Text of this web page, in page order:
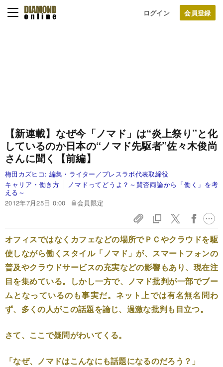
ログイン
【新連載】 なぜ今「ノマド」は“炎上祭り”と化
しているのか日本の“ノマド先駆者”佐々木俊尚
さんに聞く【前編】
梅田カズヒコ: 編集・ライター／プレスラボ代表取締役
キャリア・働き方
ノマドってどうよ？～賛否両論から「働く」を考
える～
2012年7月25日 0:00
会員限定
オフィスではなくカフェなどの場所でＰＣやクラウドを駆
使しながら働くスタイル「ノマド」が、スマートフォンの
普及やクラウドサービスの充実などの影響もあり、現在注
目を集めている。しかし一方で、ノマド批判が一部でブー
ムとなっているのも事実だ。ネット上では有名無名問わ
ず、多くの人がこの話題を論じ、過激な批判も目立つ。
さて、ここで疑問がわいてくる。
「なぜ、ノマドはこんなにも話題になるのだろう？」